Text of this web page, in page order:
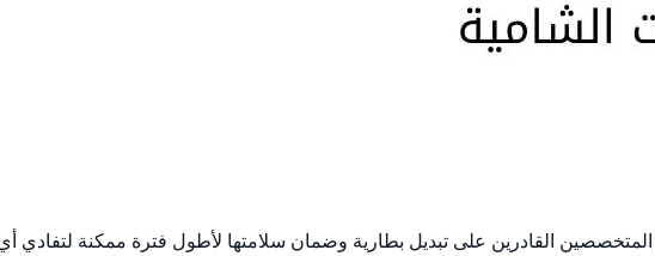
القادرين على تبديل بطارية وضمان سلامتها لأطول فترة ممكنة لتفادي